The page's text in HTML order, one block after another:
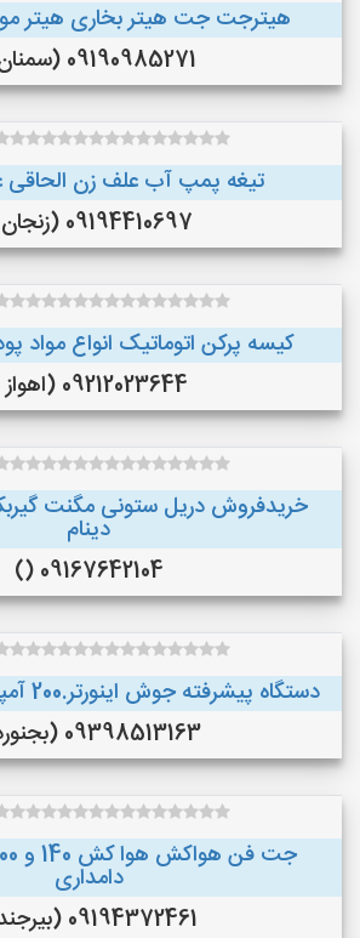
هیترجت جت هیتر بخاری هیتر
09190985271 (سمنان )
تیغه پمپ آب علف زن
09194410697 (زنجان )
کیسه پرکن اتوماتیک انواع مواد
09212023644 (اهواز )
خریدفروش دریل ستونی مگنت
دینام
09167642104 ()
دستگاه پیشرفته جوش اینورتر.200 آمپر صبا.توان ابزار...
09398513163 (بجنورد )
دامداری
09194372461 (بیرجند )